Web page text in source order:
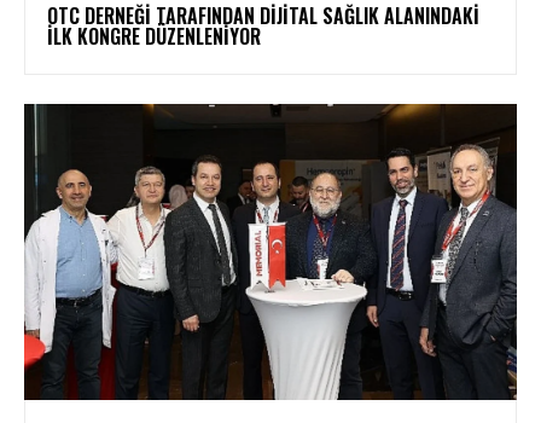
OTC DERNEĞI TARAFINDAN DIJITAL SAĞLIK ALANINDAKI
İLK KONGRE DÜZENLENIYOR